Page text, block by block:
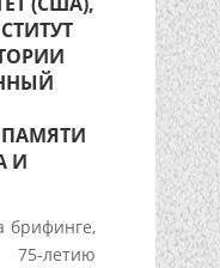
И
брифинге,
летию